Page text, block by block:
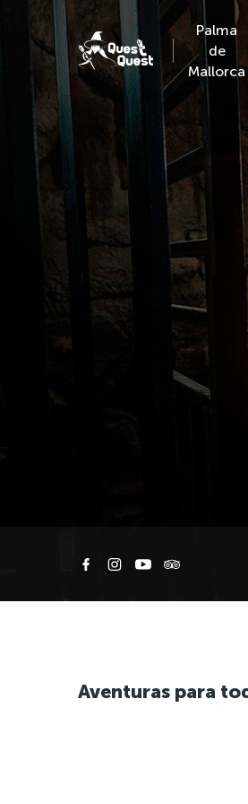
Palma
de
Mallorca
Aventuras para